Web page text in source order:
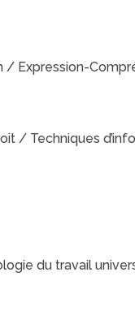
/ Expression-
/ Techniques
du travail